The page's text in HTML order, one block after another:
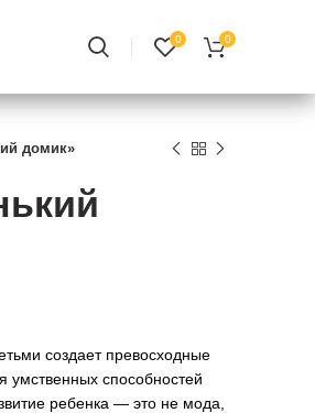
0 0
домик»
создает превосходные
умственных способностей
ребенка — это не мода,